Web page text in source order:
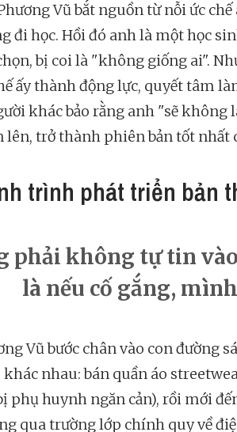
Vũ bắt nguồn từ nỗi ức
đi học. Hồi đó anh là một học
bị coi là "không giống ai".
ấy thành động lực, quyết tâm
khác bảo rằng anh "sẽ không
lên, trở thành phiên bản tốt nhất
trình phát triển bản
phải không tự tin
là nếu cố gắng,
Vũ bước chân vào con đường
nhau: bán quần áo
phụ huynh ngăn cản), rồi mới
qua trường lớp chính quy về